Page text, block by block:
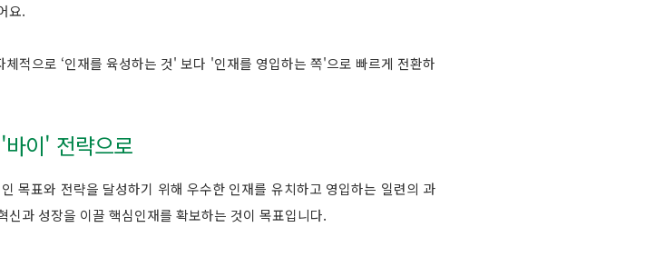
요.
적으로 ‘인재를 육성하는 것' 보다 '인재를 영입하는 쪽'으로 빠르게 전환하
이' 전략으로
표와 전략을 달성하기 위해 우수한 인재를 유치하고 영입하는 일련의 과
과 성장을 이끌 핵심인재를 확보하는 것이 목표입니다.